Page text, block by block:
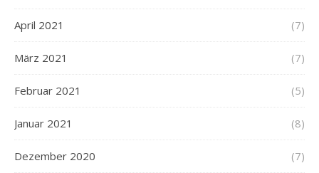
April 2021 (7)
März 2021 (7)
Februar 2021 (5)
Januar 2021 (8)
Dezember 2020 (7)